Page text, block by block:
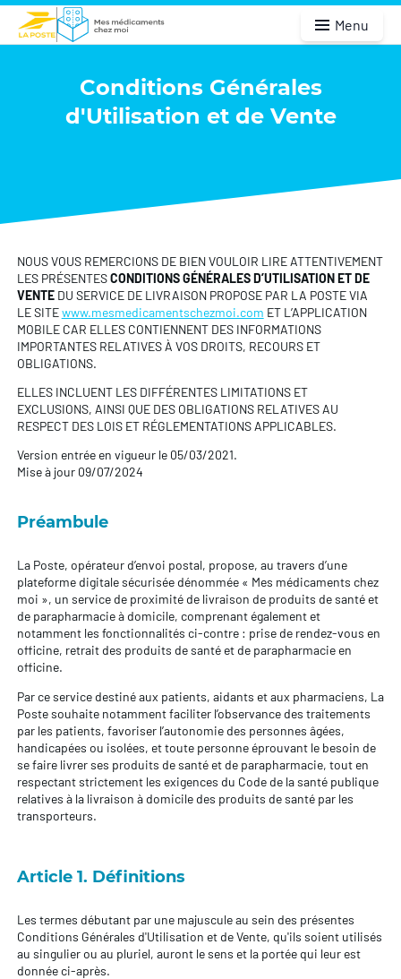
Menu
Conditions Générales
d'Utilisation et de Vente
NOUS VOUS REMERCIONS DE BIEN VOULOIR LIRE ATTENTIVEMENT
LES PRÉSENTESCONDITIONS GÉNÉRALES D’UTILISATION ET DE
VENTEDU SERVICE DE LIVRAISON PROPOSE PAR LA POSTE VIA
LE SITEwww.mesmedicamentschezmoi.com ET L’APPLICATION
MOBILE CAR ELLES CONTIENNENT DES INFORMATIONS
IMPORTANTES RELATIVES À VOS DROITS, RECOURS ET
OBLIGATIONS.
ELLES INCLUENT LES DIFFÉRENTES LIMITATIONS ET
EXCLUSIONS, AINSI QUE DES OBLIGATIONS RELATIVES AU
RESPECT DES LOIS ET RÉGLEMENTATIONS APPLICABLES.
Version entrée en vigueur le 05/03/2021.
Mise à jour 09/07/2024
Préambule
La Poste, opérateur d’envoi postal, propose, au travers d’une
plateforme digitale sécurisée dénommée « Mes médicaments chez
moi », un service de proximité de livraison de produits de santé et
de parapharmacie à domicile, comprenant également et
notamment les fonctionnalités ci-contre : prise de rendez-vous en
officine, retrait des produits de santé et de parapharmacie en
officine.
Par ce service destiné aux patients, aidants et aux pharmaciens, La
Poste souhaite notamment faciliter l’observance des traitements
par les patients, favoriser l’autonomie des personnes âgées,
handicapées ou isolées, et toute personne éprouvant le besoin de
se faire livrer ses produits de santé et de parapharmacie, tout en
respectant strictement les exigences du Code de la santé publique
relatives à la livraison à domicile des produits de santé par les
transporteurs.
Article 1. Définitions
Les termes débutant par une majuscule au sein des présentes
Conditions Générales d'Utilisation et de Vente, qu'ils soient utilisés
au singulier ou au pluriel, auront le sens et la portée qui leur est
donnée ci-après.